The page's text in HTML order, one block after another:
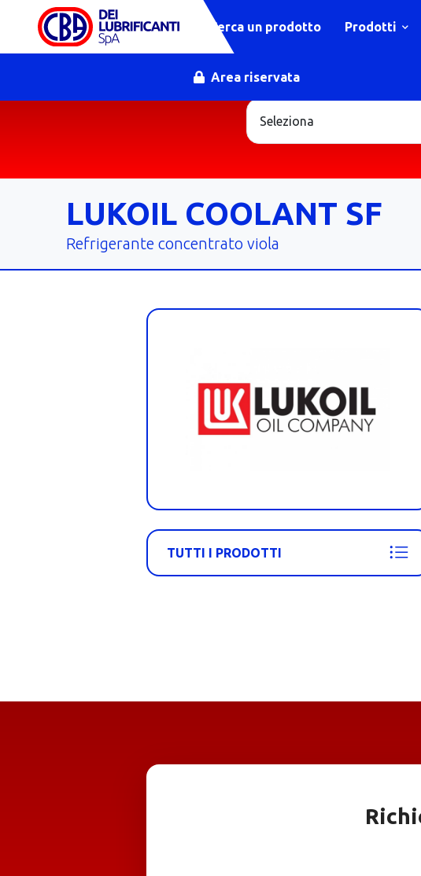
Cerca un prodotto Prodotti
Area riservata
LUKOIL COOLANT SF
Refrigerante concentrato viola
TUTTI I PRODOTTI